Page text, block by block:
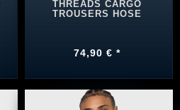
THREADS CARGO
TROUSERS HOSE
74,90 € *